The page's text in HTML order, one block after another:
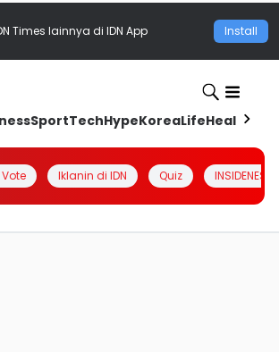
Times lainnya di IDN App Install
SportTechHypeKoreaLifeHealth
Iklanin di IDN Quiz INSIDENESIA